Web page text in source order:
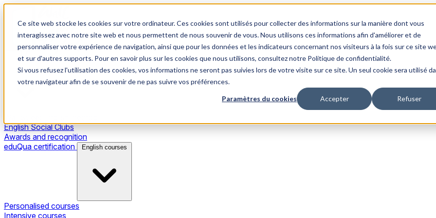
Ce site web stocke les cookies sur votre ordinateur. Ces cookies sont utilisés pour collecter des informations sur la manière dont vous
interagissez avec notre site web et nous permettent de nous souvenir de vous. Nous utilisons ces informations afin d'améliorer et de
personnaliser votre expérience de navigation, ainsi que pour les données et les indicateurs concernant nos visiteurs à la fois sur ce site
et sur d'autres supports. Pour en savoir plus sur les cookies que nous utilisons, consultez notre Politique de confidentialité.
Si vous refusez l'utilisation des cookies, vos informations ne seront pas suivies lors de votre visite sur ce site. Un seul cookie sera utilisé
votre navigateur afin de se souvenir de ne pas suivre vos préférences.
Paramètres du cookies Accepter Refuser
Our method
English Social Clubs
Awards and recognition
eduQua certification
English courses
Personalised courses
Intensive courses